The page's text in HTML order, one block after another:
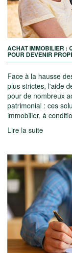
ACHAT IMMOBILIER :
POUR DEVENIR
Face à la hausse
plus strictes, l'aide
pour de nombreux
patrimonial : ces
immobilier, à
Lire la suite